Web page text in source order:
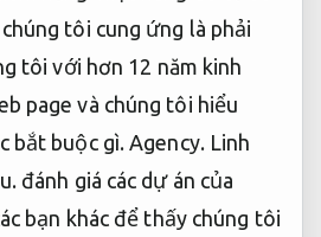
tôi cung ứng là phải
tôi với hơn 12 năm kinh
page và chúng tôi hiểu
bắt buộc gì.Agency. Linh
đánh giá các dự án của
bạn khác để thấy chúng tôi